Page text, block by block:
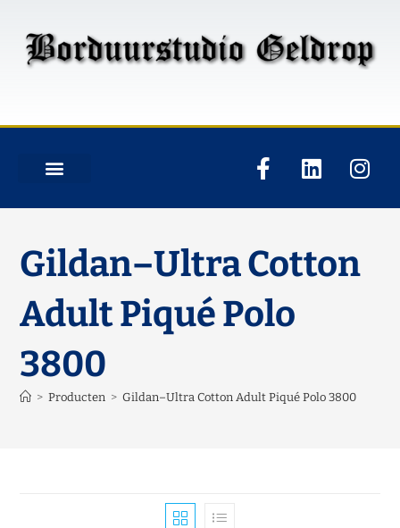
Gildan–Ultra Cotton
Adult Piqué Polo
3800
> Producten > Gildan–Ultra Cotton Adult Piqué Polo 3800